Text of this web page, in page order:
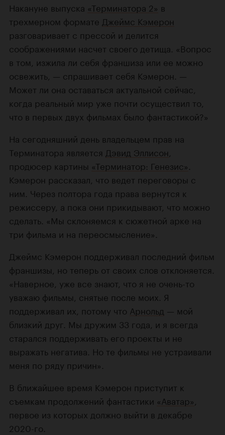
Накануне выпуска «Терминатора 2» в
трехмерном формате Джеймс Кэмерон
разговаривает с прессой и делится
соображениями насчет своего детища. «Вопрос
в том, изжила ли себя франшиза или ее можно
освежить, — спрашивает себя Кэмерон. —
Может ли она оставаться актуальной сейчас,
когда реальный мир уже почти осуществил то,
что в первых двух фильмах было фантастикой?»
На сегодняшний день владельцем прав на
Терминатора является Дэвид Эллисон
продюсер картины «Терминатор: Генезис»
Кэмерон рассказал, что ведет переговоры с
ним. Через полтора года права вернутся к
режиссеру, а пока они прикидывают, что можно
сделать. «Мы склоняемся к сюжетной арке на
три фильма и на переосмысление».
Джеймс Кэмерон поддерживал последний фильм
франшизы, но теперь от своих слов отклоняется.
«Наверное, уже все знают, что я не очень-то
уважаю фильмы, снятые после моих. Я
поддерживал их, потому что Арнольд — мой
близкий друг. Мы дружим 33 года, и я всегда
старался поддерживать его проекты и не
выражать негатива. Но те фильмы не устраивали
меня по ряду причин».
В ближайшее время Кэмерон приступит к
съемкам продолжений фантастики «Аватар»
первое из которых должно выйти в декабре
2020-го.